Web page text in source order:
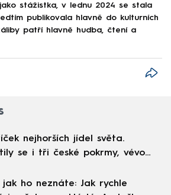
stážistka, v lednu 2024 se stala
publikovala hlavně do kulturních
patří hlavně hudba, čtení a
nejhorších jídel světa.
se i tři české pokrmy, vévodí
jak ho neznáte: Jak rychle